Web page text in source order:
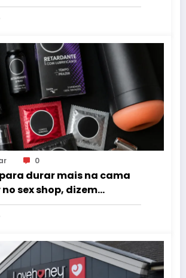
mundial
0
durar mais na cama
sex shop, dizem
em saúde sexual